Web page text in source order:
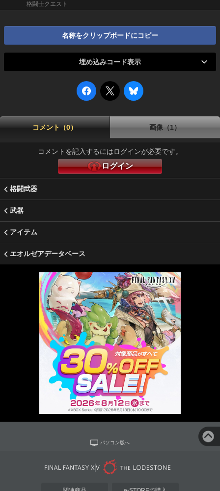
格闘士クエスト
名称をクリップボードにコピー
埋め込みコード表示
コメント（0） 画像（1）
コメントを記入するにはログインが必要です。
ログイン
格闘武器
武器
アイテム
エオルゼアデータベース
パソコン版へ